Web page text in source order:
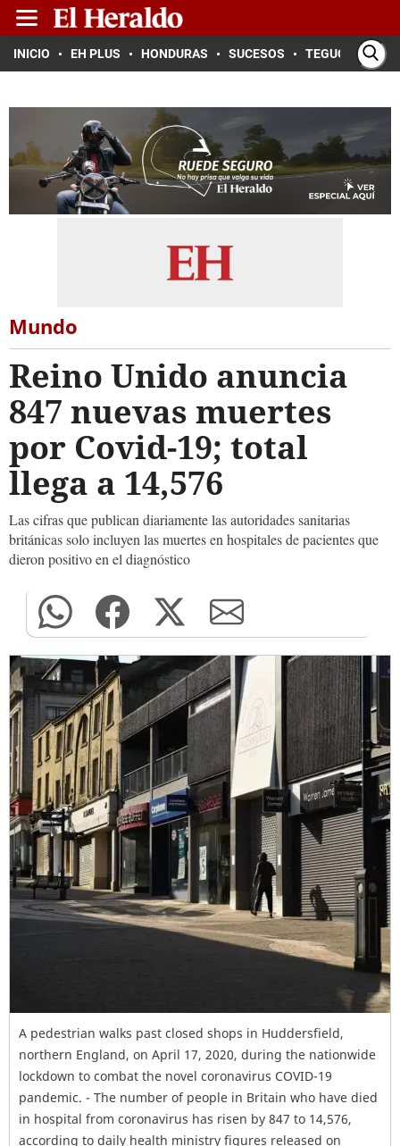
INICIO EH PLUS HONDURAS SUCESOS TEGUCIGALPA
Mundo
Reino Unido anuncia
847 nuevas muertes
por Covid-19; total
llega a 14,576
Las cifras que publican diariamente las autoridades sanitarias
británicas solo incluyen las muertes en hospitales de pacientes que
dieron positivo en el diagnóstico
A pedestrian walks past closed shops in Huddersfield,
northern England, on April 17, 2020, during the nationwide
lockdown to combat the novel coronavirus COVID-19
pandemic. - The number of people in Britain who have died
in hospital from coronavirus has risen by 847 to 14,576,
according to daily health ministry figures released on